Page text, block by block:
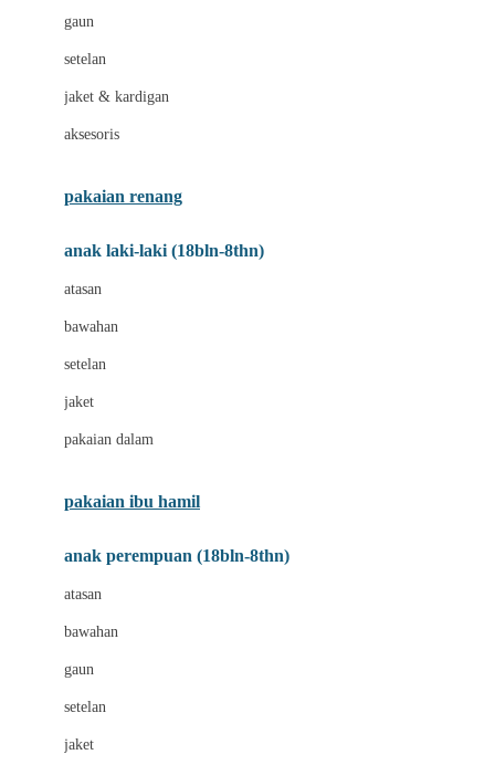
Buggygear
Bumkins
Crane
gaun
setelan
jaket & kardigan
aksesoris
pakaian renang
anak laki-laki (18bln-8thn)
atasan
bawahan
setelan
jaket
pakaian dalam
pakaian ibu hamil
anak perempuan (18bln-8thn)
atasan
bawahan
gaun
setelan
jaket